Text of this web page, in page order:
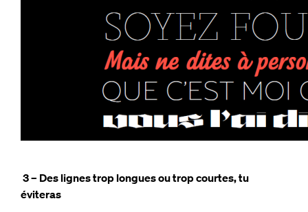
3 – Des lignes trop longues ou trop courtes, tu
éviteras